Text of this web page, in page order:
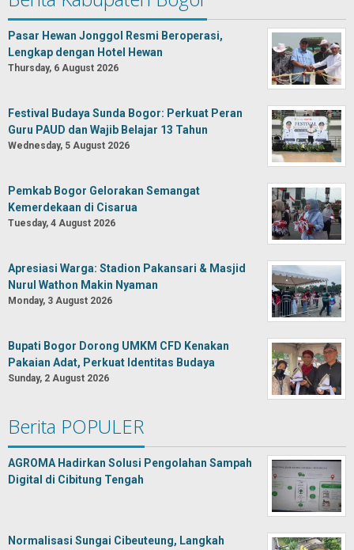
Pasar Hewan Jonggol Resmi Beroperasi,
Lengkap dengan Hotel Hewan
Thursday, 6 August 2026
Festival Budaya Sunda Bogor: Perkuat Peran
Guru PAUD dan Wajib Belajar 13 Tahun
Wednesday, 5 August 2026
Pemkab Bogor Gelorakan Semangat
Kemerdekaan di Cisarua
Tuesday, 4 August 2026
Apresiasi Warga: Stadion Pakansari & Masjid
Nurul Wathon Makin Nyaman
Monday, 3 August 2026
Bupati Bogor Dorong UMKM CFD Kenakan
Pakaian Adat, Perkuat Identitas Budaya
Sunday, 2 August 2026
Berita POPULER
AGROMA Hadirkan Solusi Pengolahan Sampah
Digital di Cibitung Tengah
Normalisasi Sungai Cibeuteung, Langkah